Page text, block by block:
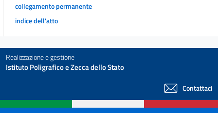
collegamento permanente
indice dell'atto
Realizzazione e gestione
Istituto Poligrafico e Zecca dello Stato
Contattaci